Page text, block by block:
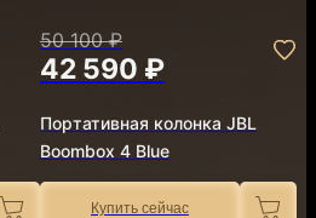
50 100 ₽
42 590 ₽
Портативная колонка JBL
Boombox 4 Blue
Купить сейчас